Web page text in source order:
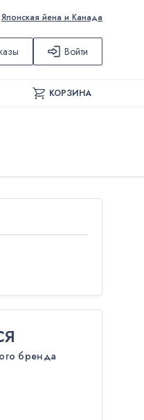
Японская йена и Канада
Войти
КОРЗИНА
бренда